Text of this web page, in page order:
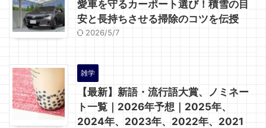
愛車を守るカーポート選び！積雪の目
安と長持ちさせる掃除のコツを伝授
2026/5/7
雑学
【最新】新語・流行語大賞、ノミネー
ト一覧｜2026年予想｜2025年、
2024年、2023年、2022年、2021